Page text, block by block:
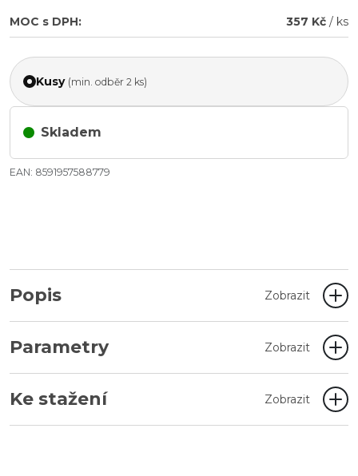
MOC s DPH: 357 Kč / ks
Kusy (min. odběr 2 ks)
Skladem
EAN: 8591957588779
Popis Zobrazit
Parametry Zobrazit
Ke stažení Zobrazit